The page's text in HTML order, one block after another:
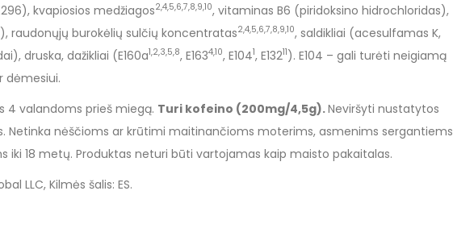
kvapiosios medžiagos2,4,5,6,7,8,9,10, vitaminas B6 (piridoksino hidrochloridas),
raudonųjų burokėlių sulčių koncentratas2,4,5,6,7,8,9,10, saldikliai (acesulfamas K,
druska, dažikliai (E160a1,2,3,5,8, E1634,10, E1041, E13211). E104 – gali turėti neigiamą
dėmesiui.
4 valandoms prieš miegą. Turi kofeino (200mg/4,5g).Neviršyti nustatytos
Netinka nėščioms ar krūtimi maitinančioms moterims, asmenims sergantiems
iki 18 metų. Produktas neturi būti vartojamas kaip maisto pakaitalas.
LLC, Kilmės šalis: ES.